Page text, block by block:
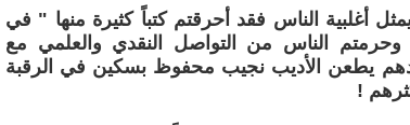
أغلبية الناس فقد أحرقتم كتباً كثيرة منها " في
الناس من التواصل النقدي والعلمي مع
يطعن الأديب نجيب محفوظ بسكين في الرقبة
!